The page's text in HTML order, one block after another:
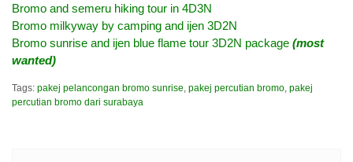
Bromo and semeru hiking tour in 4D3N
Bromo milkyway by camping and ijen 3D2N
Bromo sunrise and ijen blue flame tour 3D2N package (most
wanted)
Tags: pakej pelancongan bromo sunrise, pakej percutian bromo, pakej
percutian bromo dari surabaya